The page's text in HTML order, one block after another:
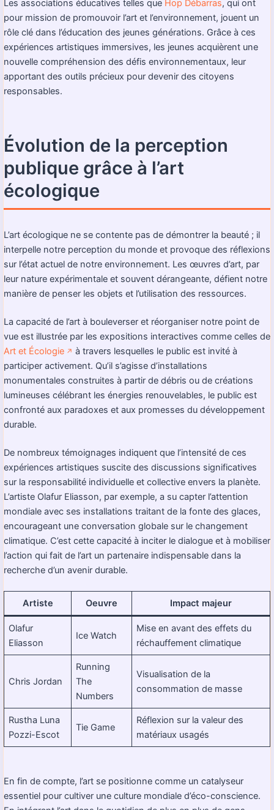
Les associations éducatives telles que Hop Débarras, qui ont
pour mission de promouvoir l’art et l’environnement, jouent un
rôle clé dans l’éducation des jeunes générations. Grâce à ces
expériences artistiques immersives, les jeunes acquièrent une
nouvelle compréhension des défis environnementaux, leur
apportant des outils précieux pour devenir des citoyens
responsables.
Évolution de la perception
publique grâce à l’art
écologique
L’art écologique ne se contente pas de démontrer la beauté ; il
interpelle notre perception du monde et provoque des réflexions
sur l’état actuel de notre environnement. Les œuvres d’art, par
leur nature expérimentale et souvent dérangeante, défient notre
manière de penser les objets et l’utilisation des ressources.
La capacité de l’art à bouleverser et réorganiser notre point de
vue est illustrée par les expositions interactives comme celles de
Art et Écologie ↗️ à travers lesquelles le public est invité à
participer activement. Qu’il s’agisse d’installations
monumentales construites à partir de débris ou de créations
lumineuses célébrant les énergies renouvelables, le public est
confronté aux paradoxes et aux promesses du développement
durable.
De nombreux témoignages indiquent que l’intensité de ces
expériences artistiques suscite des discussions significatives
sur la responsabilité individuelle et collective envers la planète.
L’artiste Olafur Eliasson, par exemple, a su capter l’attention
mondiale avec ses installations traitant de la fonte des glaces,
encourageant une conversation globale sur le changement
climatique. C’est cette capacité à inciter le dialogue et à mobiliser
l’action qui fait de l’art un partenaire indispensable dans la
recherche d’un avenir durable.
Artiste Oeuvre Impact majeur
Olafur
Eliasson
Ice Watch
Mise en avant des effets du
réchauffement climatique
Chris Jordan
Running
The
Numbers
Visualisation de la
consommation de masse
Rustha Luna
Pozzi-Escot
Tie Game
Réflexion sur la valeur des
matériaux usagés
En fin de compte, l’art se positionne comme un catalyseur
essentiel pour cultiver une culture mondiale d’éco-conscience.